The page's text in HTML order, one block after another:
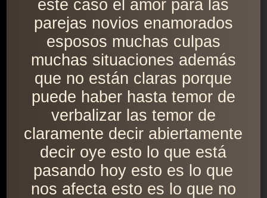
este caso el amor para las
parejas novios enamorados
esposos muchas culpas
muchas situaciones además
que no están claras porque
puede haber hasta temor de
verbalizar las temor de
claramente decir abiertamente
decir oye esto lo que está
pasando hoy esto es lo que
nos afecta esto es lo que no